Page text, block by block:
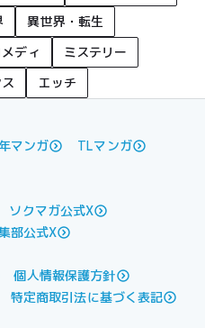
異世界・転生
メディ
ミステリー
エッチ
マンガ
TLマンガ
ソクマガ公式X
部公式X
個人情報保護方針
特定商取引法に基づく表記